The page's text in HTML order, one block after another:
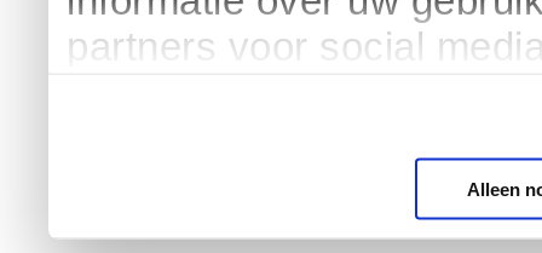
partners voor social
Alleen